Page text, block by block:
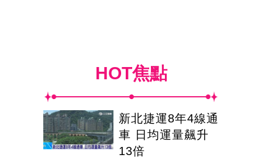
HOT焦點
新北捷運8年4線通
車 日均運量飆升
13倍